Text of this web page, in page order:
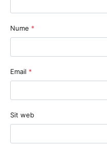
Nume *
Email *
Sit web